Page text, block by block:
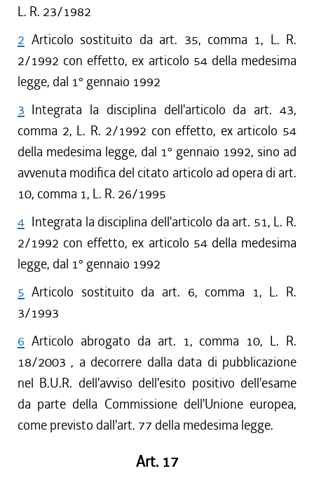
L. R. 23/1982
2 Articolo sostituito da art. 35, comma 1, L. R.
2/1992 con effetto, ex articolo 54 della medesima
legge, dal 1° gennaio 1992
3 Integrata la disciplina dell'articolo da art. 43,
comma 2, L. R. 2/1992 con effetto, ex articolo 54
della medesima legge, dal 1° gennaio 1992, sino ad
avvenuta modifica del citato articolo ad opera di art.
10, comma 1, L. R. 26/1995
4 Integrata la disciplina dell'articolo da art. 51, L. R.
2/1992 con effetto, ex articolo 54 della medesima
legge, dal 1° gennaio 1992
5 Articolo sostituito da art. 6, comma 1, L. R.
3/1993
6 Articolo abrogato da art. 1, comma 10, L. R.
18/2003 , a decorrere dalla data di pubblicazione
nel B.U.R. dell'avviso dell'esito positivo dell'esame
da parte della Commissione dell'Unione europea,
come previsto dall'art. 77 della medesima legge.
Art. 17